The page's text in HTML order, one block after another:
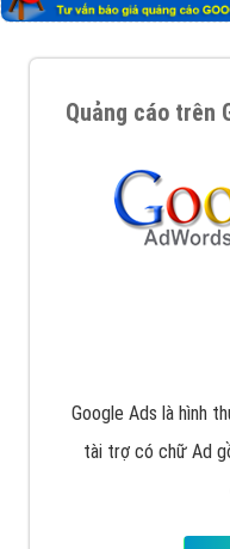
Quảng cáo trên
Google Ads là hình
tài trợ có chữ Ad